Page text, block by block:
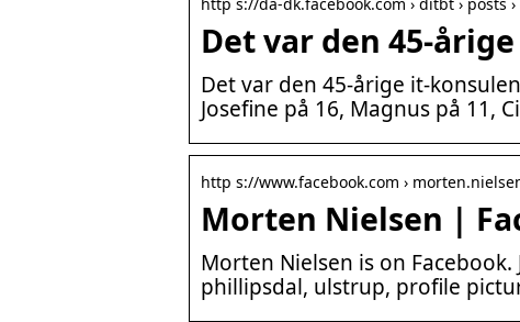
Det var den 45-
Det var den 45-årige it-
Josefine på 16, Magnus på 11,
http s://www.facebook.com ›
Morten Nielsen |
Morten Nielsen is on
phillipsdal, ulstrup, profile